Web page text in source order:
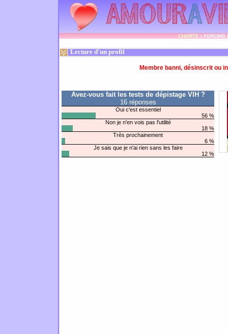
CHARTE|FORUMS
Lecture d'un profil
Membre banni, désinscrit ou
Avez-vous fait les tests de dépistage VIH ?
16 réponses
Oui c'est essentiel
56 %
Non je n'en vois pas l'utilité
18 %
Très prochainement
6 %
Je sais que je n'ai rien sans les faire
12 %